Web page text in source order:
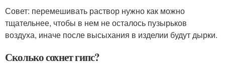
Совет: перемешивать раствор нужно как можно
тщательнее, чтобы в нем не осталось пузырьков
воздуха, иначе после высыхания в изделии будут дырки.
Сколько сохнет гипс?